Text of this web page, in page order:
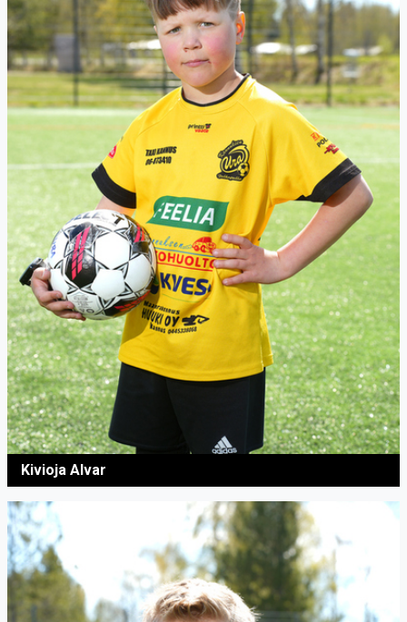
Kivioja Alvar